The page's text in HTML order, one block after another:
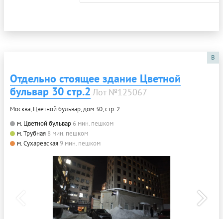
B
Отдельно стоящее здание Цветной
бульвар 30 стр.2 Лот №125067
Москва, Цветной бульвар, дом 30, стр. 2
м. Цветной бульвар 6 мин. пешком
м. Трубная 8 мин. пешком
м. Сухаревская9 мин. пешком